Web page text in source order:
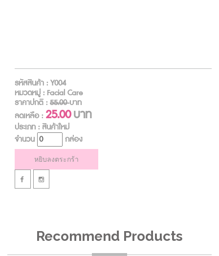
รหัสสินค้า : Y004
หมวดหมู่ : Facial Care
ราคาปกติ : 55.00บาท
ลดเหลือ : 25.00บาท
ประเภท : สินค้าใหม่
จำนวน
กล่อง
หยิบลงตระกร้า
Recommend Products